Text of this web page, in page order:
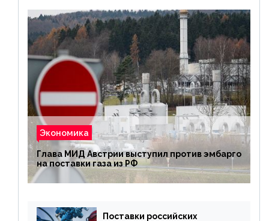
Экономика
Глава МИД Австрии выступил против эмбарго
на поставки газа из РФ
Поставки российских